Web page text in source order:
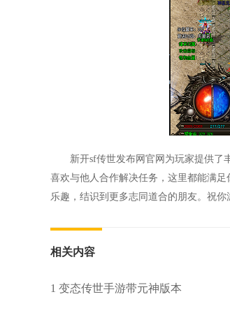
新开sf传世发布网官网为玩家提供了
喜欢与他人合作解决任务，这里都能满
乐趣，结识到更多志同道合的朋友。祝你
相关内容
1 变态传世手游带元神版本